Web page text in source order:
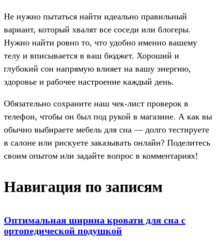
Не нужно пытаться найти идеально правильный
вариант, который хвалят все соседи или блогеры.
Нужно найти ровно то, что удобно именно вашему
телу и вписывается в ваш бюджет. Хороший и
глубокий сон напрямую влияет на вашу энергию,
здоровье и рабочее настроение каждый день.
Обязательно сохраните наш чек-лист проверок в
телефон, чтобы он был под рукой в магазине. А как вы
обычно выбираете мебель для сна — долго тестируете
в салоне или рискуете заказывать онлайн? Поделитесь
своим опытом или задайте вопрос в комментариях!
Навигация по записям
Оптимальная ширина кровати для сна с
ортопедической подушкой